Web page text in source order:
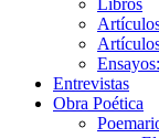
Entrevistas
Obra Poética